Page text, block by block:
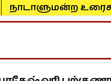
நாடாளுமன்ற